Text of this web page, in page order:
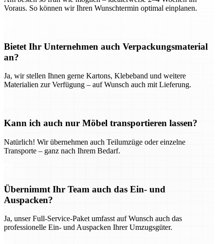
Voraus. So können wir Ihren Wunschtermin optimal einplanen.
Bietet Ihr Unternehmen auch Verpackungsmaterial
an?
Ja, wir stellen Ihnen gerne Kartons, Klebeband und weitere
Materialien zur Verfügung – auf Wunsch auch mit Lieferung.
Kann ich auch nur Möbel transportieren lassen?
Natürlich! Wir übernehmen auch Teilumzüge oder einzelne
Transporte – ganz nach Ihrem Bedarf.
Übernimmt Ihr Team auch das Ein- und
Auspacken?
Ja, unser Full-Service-Paket umfasst auf Wunsch auch das
professionelle Ein- und Auspacken Ihrer Umzugsgüter.